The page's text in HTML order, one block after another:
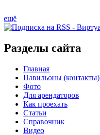
ещё
Разделы сайта
Главная
Павильоны (контакты)
Фото
Для арендаторов
Как проехать
Статьи
Справочник
Видео